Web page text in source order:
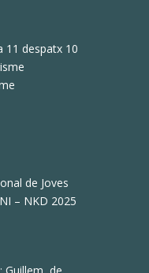
11 despatx 10
de Joves
– NKD 2025
Guillem, de